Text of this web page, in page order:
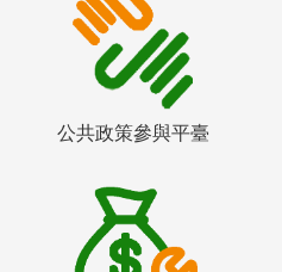
公共政策參與平臺